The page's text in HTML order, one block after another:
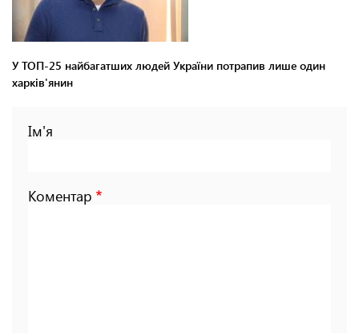
У ТОП-25 найбагатших людей України потрапив лише один
харків'янин
Ім'я
Коментар